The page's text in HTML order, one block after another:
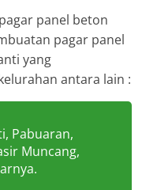
panel beton
pagar panel
yang
antara lain :
Pabuaran,
Muncang,